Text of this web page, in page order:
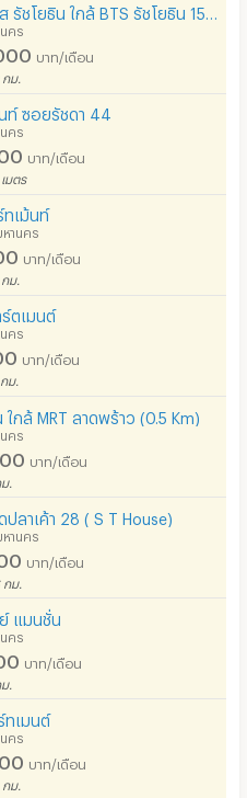
นคร
บาท/เดือน
กม.
ท์ ซอยรัชดา 44
นคร
บาท/เดือน
มตร
เม้นท์
หานคร
บาท/เดือน
ม.
ตเมนต์
นคร
บาท/เดือน
ม.
กล้ MRT ลาดพร้าว (0.5 Km)
นคร
บาท/เดือน
.
ปลาเค้า 28 ( S T House)
หานคร
บาท/เดือน
กม.
แมนชั่น
นคร
บาท/เดือน
.
ทเมนต์
นคร
บาท/เดือน
กม.